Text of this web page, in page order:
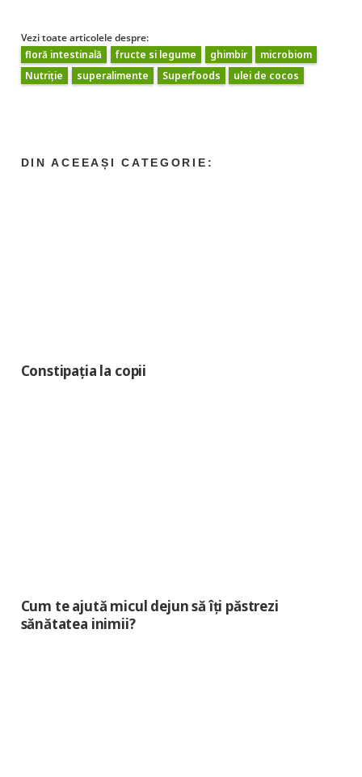
Vezi toate articolele despre:
floră intestinală
fructe si legume ghimbir
microbiom
Nutriție
superalimente Superfoods ulei de cocos
Constipația la copii
Cum te ajută micul dejun să îți păstrezi
sănătatea inimii?